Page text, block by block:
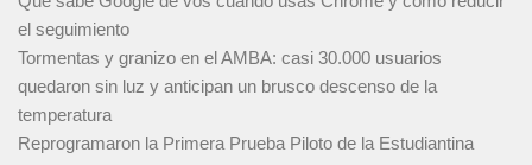
el seguimiento
Tormentas y granizo en el AMBA: casi 30.000 usuarios
quedaron sin luz y anticipan un brusco descenso de la
temperatura
Reprogramaron la Primera Prueba Piloto de la Estudiantina